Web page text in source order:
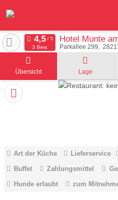
Hotel Munte
Parkallee 299
3 Bew.
Übersicht Lage
Art der Küche Lieferservice
Buffet
Zahlungsmittel
Hunde erlaubt
zum